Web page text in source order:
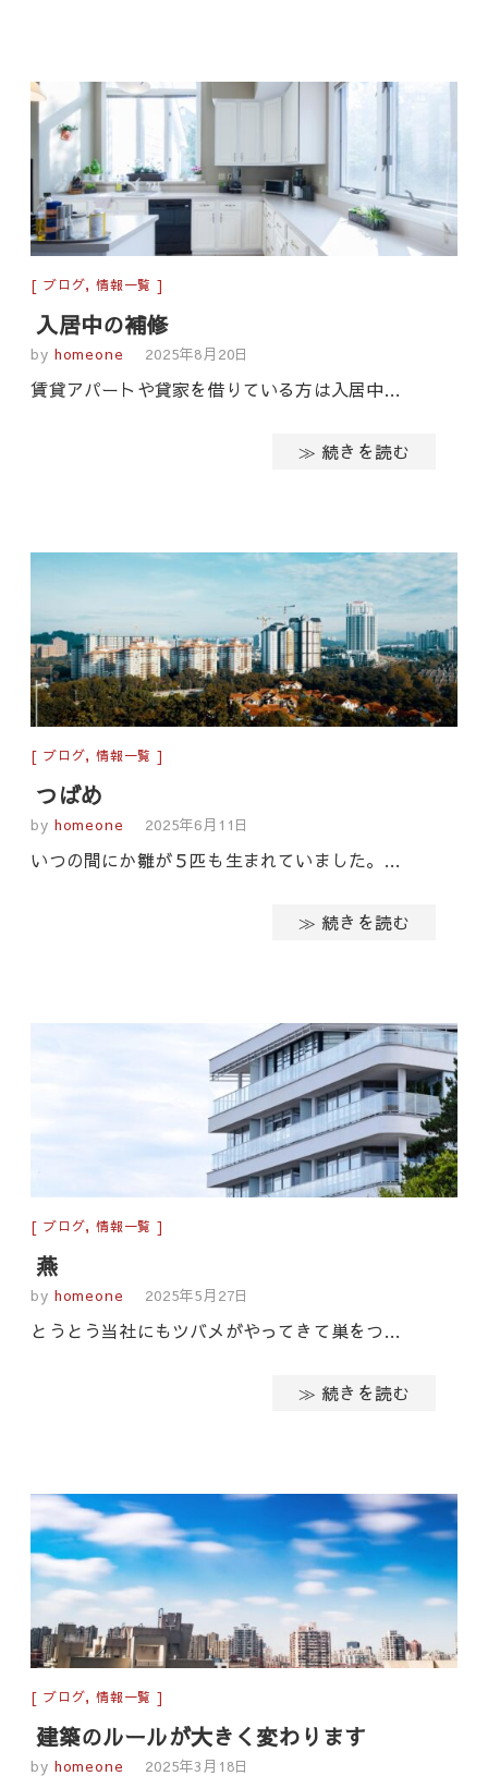
ブログ,情報一覧
入居中の補修
by homeone 2025年8月20日
賃貸アパートや貸家を借りている方は入居中…
≫ 続きを読む
ブログ,情報一覧
つばめ
by homeone 2025年6月11日
いつの間にか雛が５匹も生まれていました。…
≫ 続きを読む
ブログ,情報一覧
燕
by homeone 2025年5月27日
とうとう当社にもツバメがやってきて巣をつ…
≫ 続きを読む
ブログ,情報一覧
建築のルールが大きく変わります
by homeone 2025年3月18日